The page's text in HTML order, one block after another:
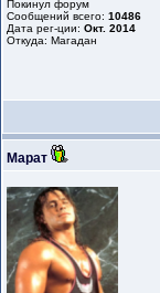
Покинул форум
Сообщений всего: 10486
Дата рег-ции: Окт. 2014
Откуда: Магадан
Марат